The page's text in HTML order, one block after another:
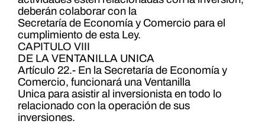
deberán colaborar con la
Secretaría de Economía y Comercio para el
cumplimiento de esta Ley.
CAPITULO VIII
DE LA VENTANILLA UNICA
Artículo 22.- En la Secretaría de Economía y
Comercio, funcionará una Ventanilla
Unica para asistir al inversionista en todo lo
relacionado con la operación de sus
inversiones.